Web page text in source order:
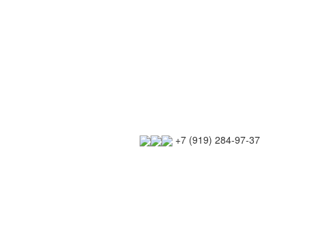
+7 (919) 284-97-37